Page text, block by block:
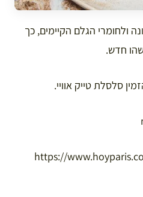
ולחומרי הגלם הקיימים, כך
חדש.
סלסלת טייק אוויי.